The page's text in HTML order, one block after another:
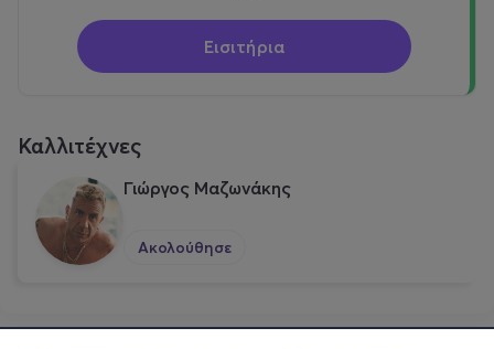
Εισιτήρια
Καλλιτέχνες
Γιώργος Μαζωνάκης
Ακολούθησε